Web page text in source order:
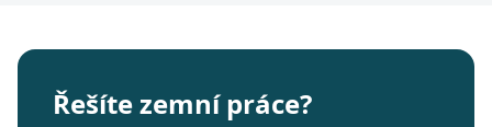
Řešíte zemní práce?